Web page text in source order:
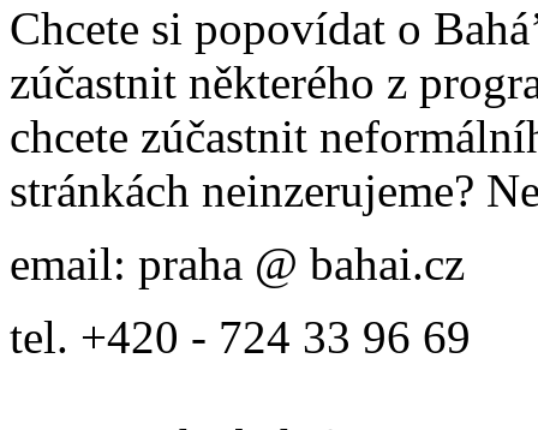
Chcete si popovídat o
zúčastnit některého z
chcete zúčastnit
stránkách neinzerujeme?
email: praha @ bahai.cz
tel. +420 - 724 33 96 69